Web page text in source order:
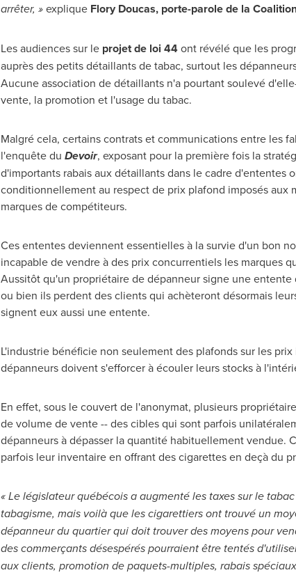
arrêter, »explique Flory Doucas, porte-parole de la
Les audiences sur le projet de loi 44ont révélé que les
auprès des petits détaillants de tabac, surtout les
Aucune association de détaillants n'a pourtant soulevé
vente, la promotion et l'usage du tabac.
Malgré cela, certains contrats et communications entre les
l'enquête du Devoir, exposant pour la première fois la
d'importants rabais aux détaillants dans le cadre
conditionnellement au respect de prix plafond imposés aux
marques de compétiteurs.
Ces ententes deviennent essentielles à la survie d'un bon
incapable de vendre à des prix concurrentiels les marques
Aussitôt qu'un propriétaire de dépanneur signe une
ou bien ils perdent des clients qui achèteront désormais
signent eux aussi une entente.
L'industrie bénéficie non seulement des plafonds sur les
dépanneurs doivent s'efforcer à écouler leurs stocks à
En effet, sous le couvert de l'anonymat, plusieurs
de volume de vente -- des cibles qui sont parfois
dépanneurs à dépasser la quantité habituellement
parfois leur inventaire en offrant des cigarettes en deçà du
« Le législateur québécois a augmenté les taxes sur le
tabagisme, mais voilà que les cigarettiers ont trouvé un
dépanneur du quartier qui doit trouver des moyens pour
des commerçants désespérés pourraient être tentés
aux clients, promotion de paquets-multiples, rabais